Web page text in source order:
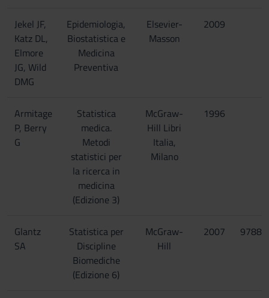
Jekel JF,
Katz DL,
Elmore
JG, Wild
DMG
Epidemiologia,
Biostatistica e
Medicina
Preventiva
Elsevier-
Masson
2009
Armitage
P, Berry
G
Statistica
medica.
Metodi
statistici per
la ricerca in
medicina
(Edizione 3)
McGraw-
Hill Libri
Italia,
Milano
1996
Glantz
SA
Statistica per
Discipline
Biomediche
(Edizione 6)
McGraw-
Hill
2007